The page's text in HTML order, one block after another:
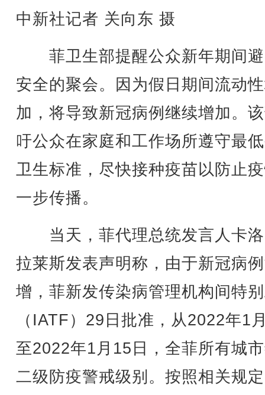
中新社记者 关向东 摄
菲卫生部提醒公众新年期间
安全的聚会。因为假日期间流动
加，将导致新冠病例继续增加。
吁公众在家庭和工作场所遵守最
卫生标准，尽快接种疫苗以防止
一步传播。
当天，菲代理总统发言人卡洛
拉莱斯发表声明称，由于新冠病
增，菲新发传染病管理机构间特
（IATF）29日批准，从2022年1
至2022年1月15日，全菲所有城
二级防疫警戒级别。按照相关规